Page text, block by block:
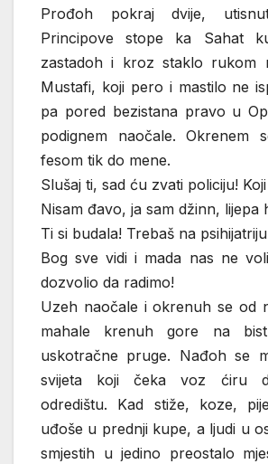
Prođoh pokraj dvije,
Principove stope ka Sahat
zastadoh i kroz staklo rukom
Mustafi, koji pero i mastilo ne
pa pored bezistana pravo u
podignem naočale. Okrenem
fesom tik do mene.
Slušaj ti, sad ću zvati policiju!
Nisam đavo, ja sam džinn, lijepa
Ti si budala! Trebaš na
Bog sve vidi i mada nas ne
dozvolio da radimo!
Uzeh naočale i okrenuh se od
mahale krenuh gore na
uskotračne pruge. Nađoh se
svijeta koji čeka voz ćiru
odredištu. Kad stiže, koze,
uđoše u prednji kupe, a ljudi u
smjestih u jedino preostalo